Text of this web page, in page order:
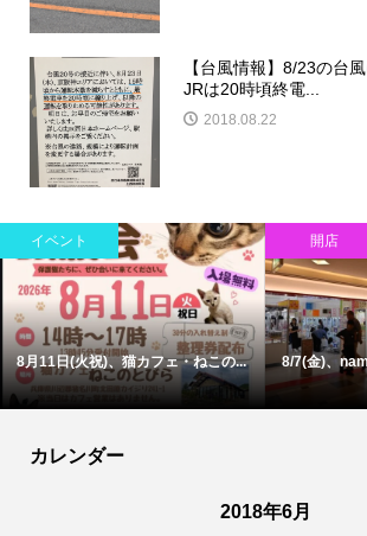
【台風情報】8/23の台
JRは20時頃終電...
2018.08.22
イベント
8月11日(火祝)、猫カフェ・ねこの...
開店
8/7(金)、
カレンダー
2018年6月